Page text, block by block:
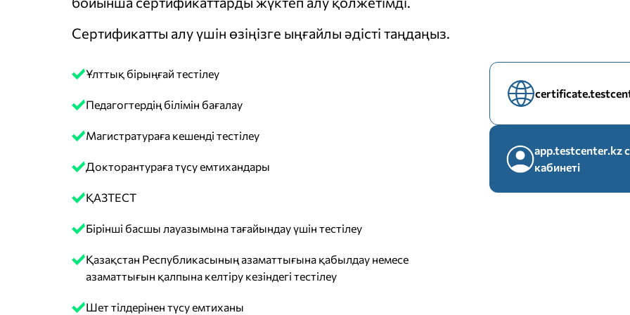
Сертификатты алу үшін өзіңізге ыңғайлы әдісті таңдаңыз.
Ұлттық бірыңғай тестілеу
Педагогтердің білімін бағалау
Магистратураға кешенді тестілеу
Докторантураға түсу емтихандары
ҚАЗТЕСТ
Бірінші басшы лауазымына тағайындау үшін тестілеу
Қазақстан Республикасының азаматтығына қабылдау немесе
азаматтығын қалпына келтіру кезіндегі тестілеу
Шет тілдерінен түсу емтиханы
app.testcenter.kz
кабинеті